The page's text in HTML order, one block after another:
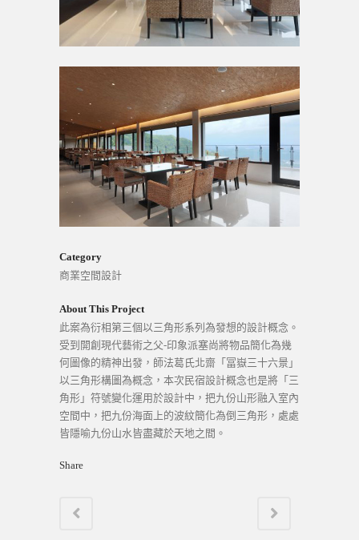
Category
商業空間設計
About This Project
此案為衍相第三個以三角形系列為發想的設計概念。
受到開創現代藝術之父-印象派塞尚將物品簡化為幾
何圖像的精神出發，師法葛氏北齋「冨嶽三十六景」
以三角形構圖為概念，本次民宿設計概念也是將「三
角形」符號變化運用於設計中，把九份山形融入室內
空間中，把九份海面上的波紋簡化為倒三角形，處處
皆隱喻九份山水皆盡藏於天地之間。
Share